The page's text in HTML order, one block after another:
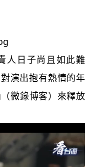
日子尚且如此難
演出抱有熱情的年
微錄博客）來釋放